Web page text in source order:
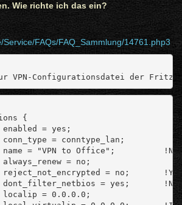
Wie richte ich das ein?
Service/FAQs/FAQ_Sammlung/14761.php3
VPN-Configurationsdatei der
{
= yes;
= conntype_lan;
= "VPN to Office";
= no;
= no;
= yes;
= 0.0.0.0;